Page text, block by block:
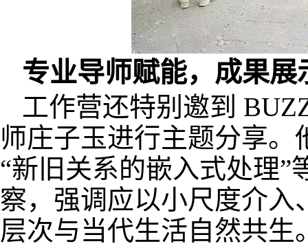
专业导师赋能，成果
工作营还特别邀到
师庄子玉进行主题分享。
“新旧关系的嵌入式处理
察，强调应以小尺度介入
层次与当代生活自然共生